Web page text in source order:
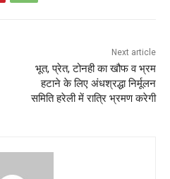
Next article
भूत, प्रेत, टोनही का खौफ व भ्रम
हटाने के लिए अंधश्रद्धा निर्मूलन
समिति हरेली में रात्रि भ्रमण करेगी